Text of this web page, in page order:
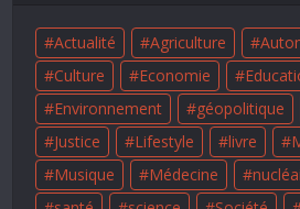
Actualité Agriculture
Culture
Economie
Environnement
géopolitique
Justice
Lifestyle livre
Musique
Médecine